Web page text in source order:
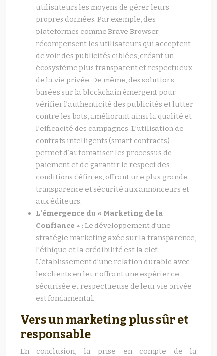
utilisateurs les moyens de gérer leurs
propres données. Par exemple, des
plateformes comme Brave Browser
récompensent les utilisateurs qui acceptent
de voir des publicités ciblées, créant un
écosystème plus transparent et respectueux
de la vie privée. De même, des solutions
basées sur la blockchain émergent pour
vérifier l’authenticité des publicités et lutter
contre les bots, améliorant ainsi la qualité et
l’efficacité des campagnes. L’utilisation de
contrats intelligents (smart contracts)
permet d’automatiser les processus de
paiement et de garantir le respect des
conditions définies, offrant une plus grande
transparence et sécurité aux annonceurs et
aux éditeurs.
L’émergence du « Marketing de la
Confiance » : Le développement d’une
stratégie marketing axée sur la transparence,
l’éthique et la crédibilité est la clef.
L’établissement d’une relation durable avec
les clients en leur offrant une expérience
sécurisée et respectueuse de leur vie privée
est fondamental.
Vers un marketing plus sûr et
responsable
En conclusion, la prise en compte de la